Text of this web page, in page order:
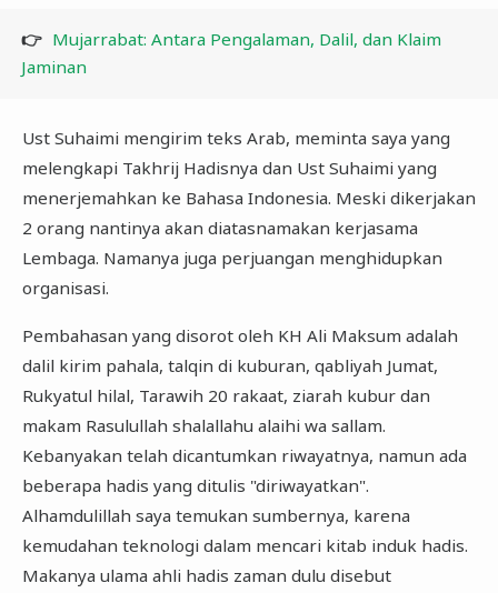
👉 Mujarrabat: Antara Pengalaman, Dalil, dan Klaim
Jaminan
Ust Suhaimi mengirim teks Arab, meminta saya yang
melengkapi Takhrij Hadisnya dan Ust Suhaimi yang
menerjemahkan ke Bahasa Indonesia. Meski dikerjakan
2 orang nantinya akan diatasnamakan kerjasama
Lembaga. Namanya juga perjuangan menghidupkan
organisasi.
Pembahasan yang disorot oleh KH Ali Maksum adalah
dalil kirim pahala, talqin di kuburan, qabliyah Jumat,
Rukyatul hilal, Tarawih 20 rakaat, ziarah kubur dan
makam Rasulullah shalallahu alaihi wa sallam.
Kebanyakan telah dicantumkan riwayatnya, namun ada
beberapa hadis yang ditulis "diriwayatkan".
Alhamdulillah saya temukan sumbernya, karena
kemudahan teknologi dalam mencari kitab induk hadis.
Makanya ulama ahli hadis zaman dulu disebut